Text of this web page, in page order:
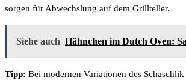
sorgen für Abwechslung auf dem Grillteller.
Siehe auch Hähnchen im Dutch Oven:
Tipp: Bei modernen Variationen des